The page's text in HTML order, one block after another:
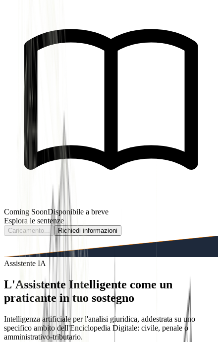
Coming SoonDisponibile a breve
Esplora le sentenze
Caricamento... Richiedi informazioni
Assistente IA
L'Assistente Intelligente come un
praticante in tuo sostegno
Intelligenza artificiale per l'analisi giuridica, addestrata su uno
specifico ambito dell'Enciclopedia Digitale: civile, penale o
amministrativo-tributario.